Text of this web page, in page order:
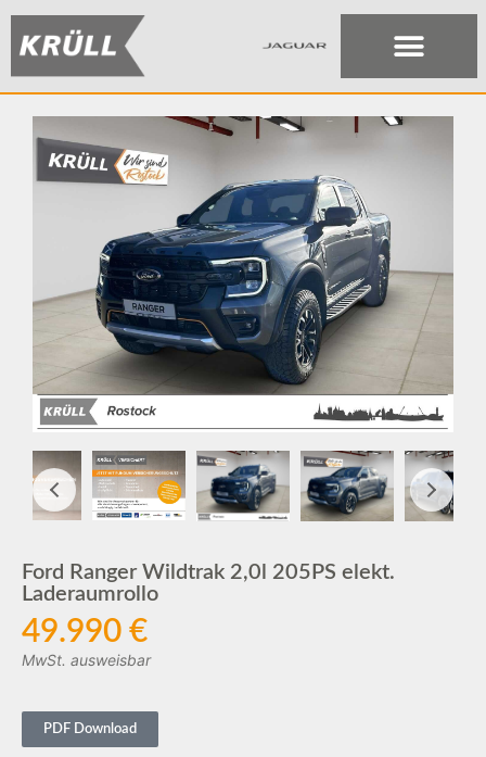
Ford Ranger Wildtrak 2,0l 205PS elekt.
Laderaumrollo
49.990 €
MwSt. ausweisbar
PDF Download